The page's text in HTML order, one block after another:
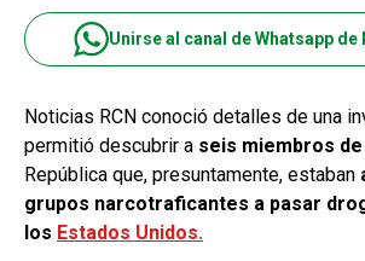
Unirse al canal de Whatsapp de
Noticias RCN conoció detalles de una
permitió descubrir a seis miembros de
República que, presuntamente, estaban
grupos narcotraficantes a pasar
los Estados Unidos.